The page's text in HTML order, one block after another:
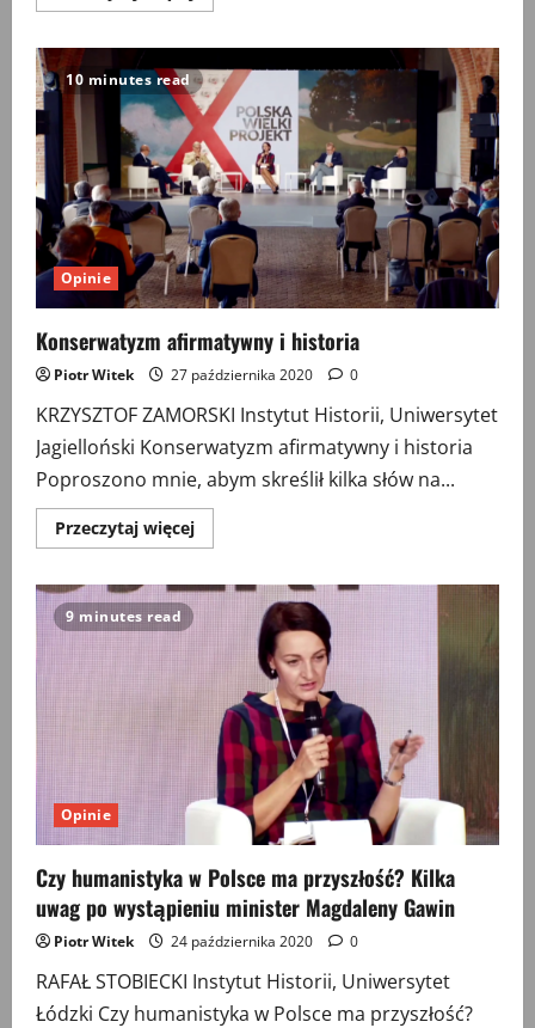
więcej
10 minutes read
Opinie
Konserwatyzm afirmatywny i historia
Piotr Witek 27 października 2020 0
KRZYSZTOF ZAMORSKI Instytut Historii, Uniwersytet
Jagielloński Konserwatyzm afirmatywny i historia
Poproszono mnie, abym skreślił kilka słów na...
Przeczytaj więcejPrzeczytaj
więcej
afirmatywny
9 minutes read
Opinie
Czy humanistyka w Polsce ma przyszłość? Kilka
uwag po wystąpieniu minister Magdaleny Gawin
Piotr Witek 24 października 2020 0
RAFAŁ STOBIECKI Instytut Historii, Uniwersytet
Łódzki Czy humanistyka w Polsce ma przyszłość?